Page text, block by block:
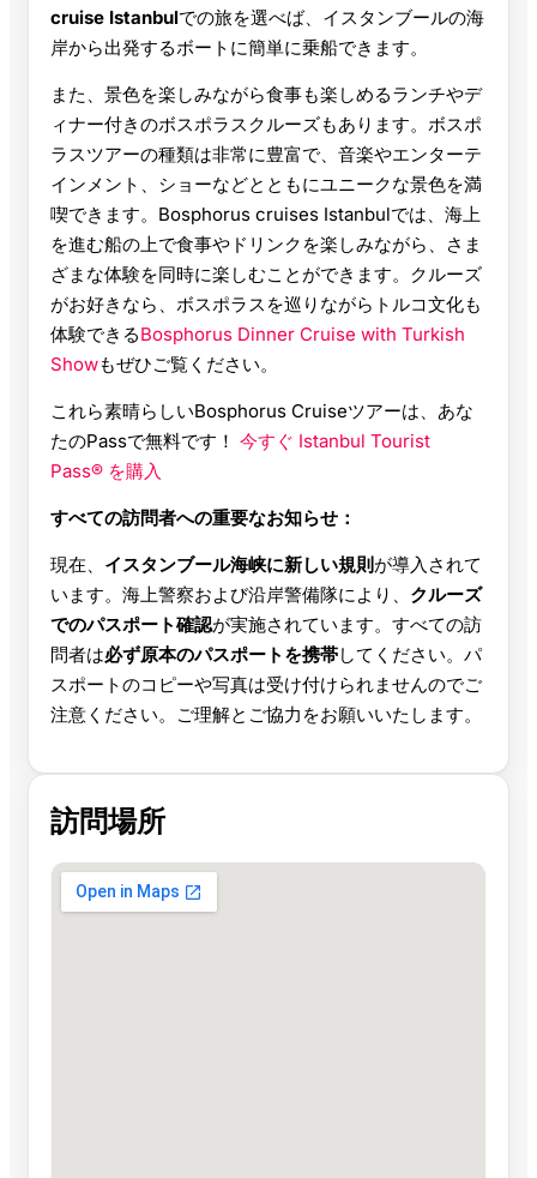
cruise Istanbulでの旅を選べば、イスタンブールの海
岸から出発するボートに簡単に乗船できます。
また、景色を楽しみながら食事も楽しめるランチやデ
ィナー付きのボスポラスクルーズもあります。ボスポ
ラスツアーの種類は非常に豊富で、音楽やエンターテ
インメント、ショーなどとともにユニークな景色を満
喫できます。Bosphorus cruises Istanbulでは、海上
を進む船の上で食事やドリンクを楽しみながら、さま
ざまな体験を同時に楽しむことができます。クルーズ
がお好きなら、ボスポラスを巡りながらトルコ文化も
体験できるBosphorus Dinner Cruise with Turkish
Showもぜひご覧ください。
これら素晴らしいBosphorus Cruiseツアーは、あな
たのPassで無料です！ 今すぐ Istanbul Tourist
Pass® を購入
すべての訪問者への重要なお知らせ：
現在、 イスタンブール海峡に新しい規則が導入されて
います。海上警察および沿岸警備隊により、 クルーズ
でのパスポート確認が実施されています。すべての訪
問者は必ず原本のパスポートを携帯してください。パ
スポートのコピーや写真は受け付けられませんのでご
注意ください。ご理解とご協力をお願いいたします。
訪問場所